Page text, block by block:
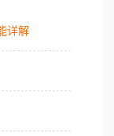
详解